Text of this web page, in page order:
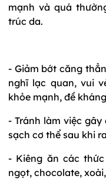
mạnh và quá
trúc da.
- Giảm bớt căng
nghĩ lạc quan, vui
khỏe mạnh, đề
- Tránh làm việc gây
sạch cơ thể sau khi
- Kiêng ăn các
ngọt, chocolate,